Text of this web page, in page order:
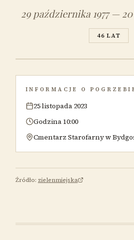
29 października 1977 —
46 LAT
INFORMACJE O
25 listopada 2023
Godzina 10:00
Cmentarz Starofarny w
Źródło: zielenmiejska